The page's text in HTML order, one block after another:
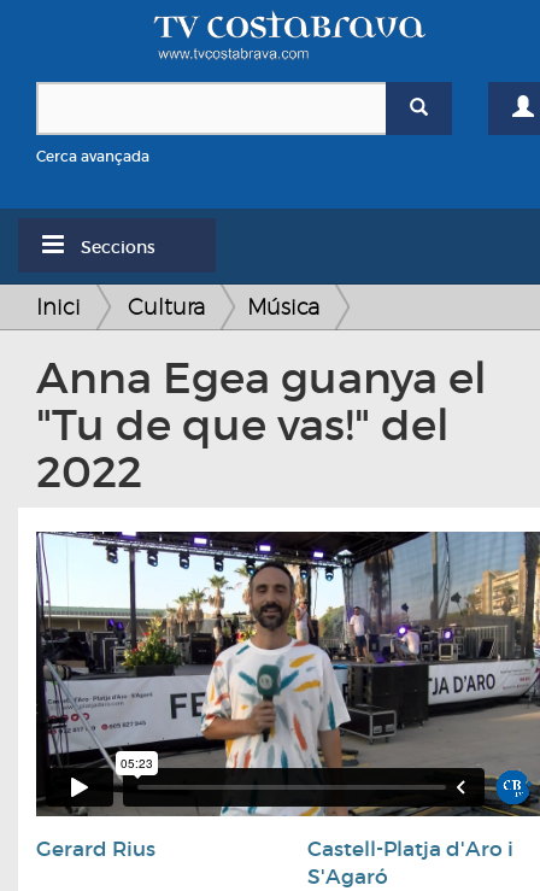
Cerca avançada
Seccions
Inici Cultura Música
Anna Egea guanya el
"Tu de que vas!" del
2022
Gerard Rius
Castell-Platja d'Aro i
S'Agaró